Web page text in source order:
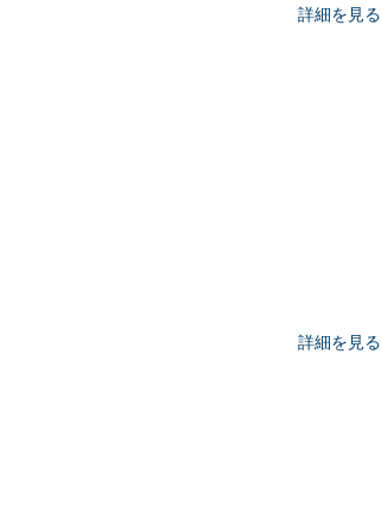
詳細を見る
詳細を見る